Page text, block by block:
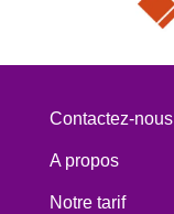
Contactez-nous
A propos
Notre tarif